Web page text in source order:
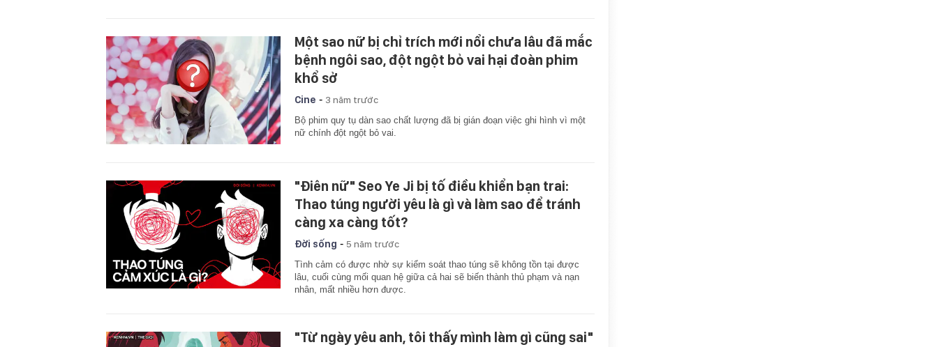
Một sao nữ bị chỉ trích mới nổi chưa lâu đã mắc
bệnh ngôi sao, đột ngột bỏ vai hại đoàn phim
khổ sở
Cine - 3 năm trước
Bộ phim quy tụ dàn sao chất lượng đã bị gián đoạn việc ghi hình vì một
nữ chính đột ngột bỏ vai.
"Điên nữ" Seo Ye Ji bị tố điều khiển bạn trai:
Thao túng người yêu là gì và làm sao để tránh
càng xa càng tốt?
Đời sống - 5 năm trước
Tình cảm có được nhờ sự kiểm soát thao túng sẽ không tồn tại được
lâu, cuối cùng mối quan hệ giữa cả hai sẽ biến thành thủ phạm và nạn
nhân, mất nhiều hơn được.
"Từ ngày yêu anh, tôi thấy mình làm gì cũng sai"